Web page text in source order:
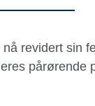
revidert sin
pårørende